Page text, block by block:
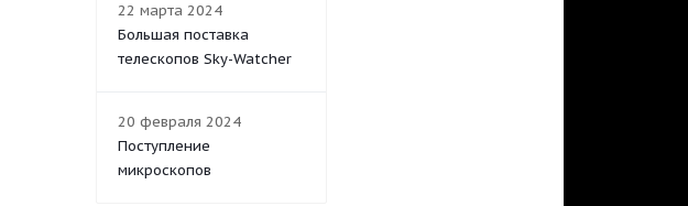
22 марта 2024
Большая поставка
телескопов Sky-Watcher
20 февраля 2024
Поступление
микроскопов